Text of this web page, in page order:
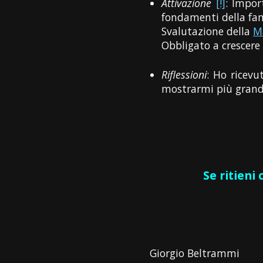
Attivazione [!]:
fondamenti della
Svalutazione della
Obbligato a
Riflessioni: Ho
mostrarmi più
Se ritieni
Giorgio Beltrammi